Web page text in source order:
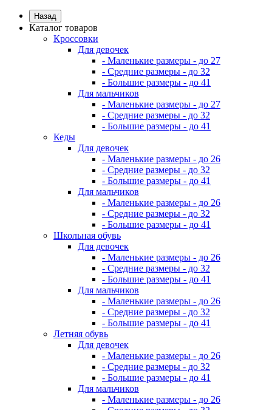
Назад
Каталог товаров
Кроссовки
Для девочек
- Маленькие размеры - до 27
- Средние размеры - до 32
- Большие размеры - до 41
Для мальчиков
- Маленькие размеры - до 27
- Средние размеры - до 32
- Большие размеры - до 41
Кеды
Для девочек
- Маленькие размеры - до 26
- Средние размеры - до 32
- Большие размеры - до 41
Для мальчиков
- Маленькие размеры - до 26
- Средние размеры - до 32
- Большие размеры - до 41
Школьная обувь
Для девочек
- Маленькие размеры - до 26
- Средние размеры - до 32
- Большие размеры - до 41
Для мальчиков
- Маленькие размеры - до 26
- Средние размеры - до 32
- Большие размеры - до 41
Летняя обувь
Для девочек
- Маленькие размеры - до 26
- Средние размеры - до 32
- Большие размеры - до 41
Для мальчиков
- Маленькие размеры - до 26